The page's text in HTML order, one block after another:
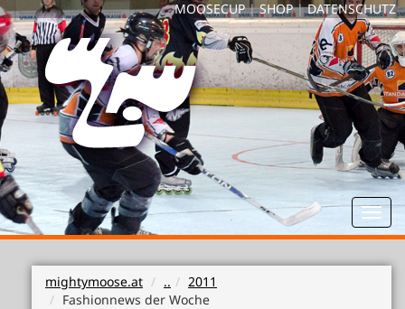
mightymoose.at ..
2011
Fashionnews der Woche
MOOSECUP|SHOP|DATENSCHUTZ